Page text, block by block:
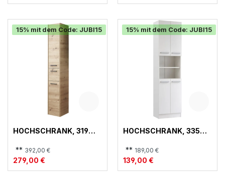
15% mit dem Code: JUBI15
HOCHSCHRANK, 319
** 392,00 €
279,00 €
15% mit dem Code: JUBI15
HOCHSCHRANK, 335
** 189,00 €
139,00 €